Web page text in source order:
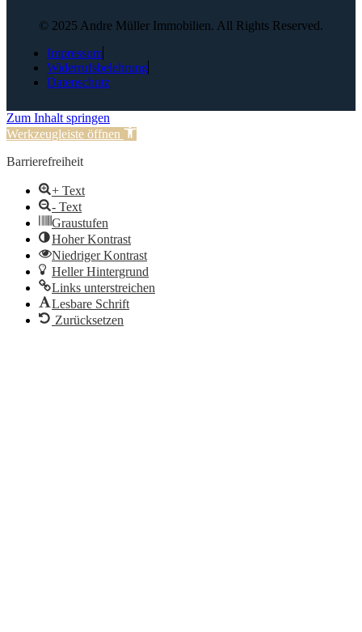
© 2025 Andre Müller Immobilien. All Rights Reserved.
Impressum
Widerrufsbelehrung
Datenschutz
Zum Inhalt springen
Werkzeugleiste öffnen
Barrierefreiheit
+ Text
- Text
Graustufen
Hoher Kontrast
Niedriger Kontrast
Heller Hintergrund
Links unterstreichen
Lesbare Schrift
Zurücksetzen